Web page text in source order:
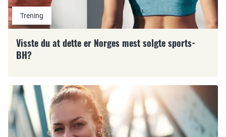
Trening
Visste du at dette er Norges mest solgte sports-
BH?